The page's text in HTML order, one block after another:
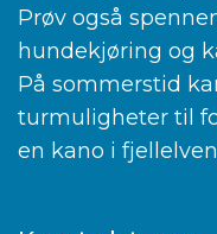
Prøv også
hundekjøring og
På sommerstid
turmuligheter til
en kano i